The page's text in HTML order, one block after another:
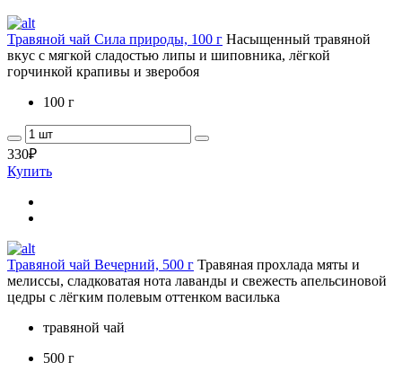
Травяной чай Сила природы, 100 г Насыщенный травяной
вкус с мягкой сладостью липы и шиповника, лёгкой
горчинкой крапивы и зверобоя
100 г
330₽
Купить
Травяной чай Вечерний, 500 г Травяная прохлада мяты и
мелиссы, сладковатая нота лаванды и свежесть апельсиновой
цедры с лёгким полевым оттенком василька
травяной чай
500 г